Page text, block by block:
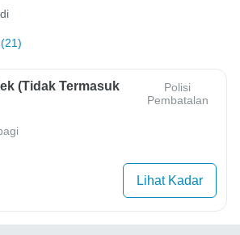
(Tidak Termasuk
Polisi
Pembatalan
Lihat Kadar